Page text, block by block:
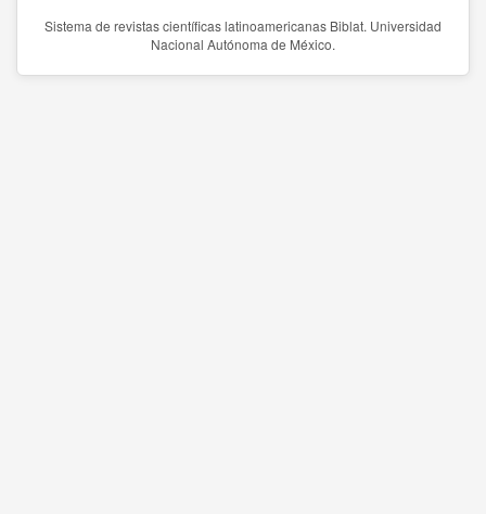
Sistema de revistas científicas latinoamericanas Biblat. Universidad
Nacional Autónoma de México.